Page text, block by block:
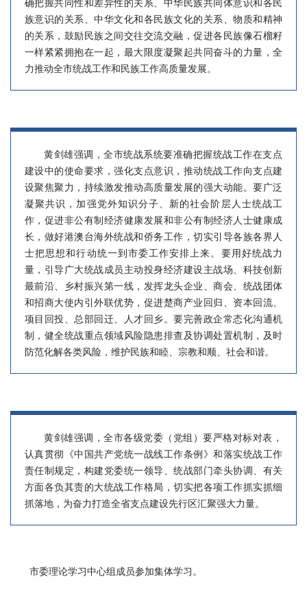
族意识的关系、中华文化和各民族文化的关系、物质和精神
的关系，鼓励民族之间交往交流交融，促进各民族像石榴籽
一样紧紧拥抱在一起，最大限度凝聚起共同奋斗的力量，全
力推动全市统战工作和民族工作高质量发展。
黄剑雄强调，全市统战系统要准确把握统战工作在支点
建设中的使命要求，强化支点意识，推动统战工作向支点建
设聚焦聚力，持续激发推动高质量发展的强大动能。要广泛
凝聚共识，加强党外知识分子、新的社会阶层人士统战工
作，促进非公有制经济健康发展和非公有制经济人士健康成
长，做好港澳台海外统战和侨务工作，切实引导各族各界人
士把思想和行动统一到市委工作安排上来。要用好统战力
量，引导广大统战成员主动投身经济建设主战场、科技创新
最前沿、乡村振兴第一线，发挥龙头企业、商会、统战团体
和招商大使内引外联优势，促进楚商产业回归、资本回流、
项目回投、总部回迁、人才回乡。要完善政企常态化沟通机
制，健全统战重点领域风险隐患排查及协调处置机制，及时
防范化解各类风险，维护民族和睦、宗教和顺、社会和谐。
黄剑雄强调，全市各级党委（党组）要严格对标对表，
认真贯彻《中国共产党统一战线工作条例》和落实统战工作
责任制规定，构建党委统一领导、统战部门牵头协调、有关
方面各负其责的大统战工作格局，切实把各项工作抓实抓细
抓落地，为奋力打造全省支点建设先行区汇聚强大力量。
市委理论学习中心组成员参加集体学习。